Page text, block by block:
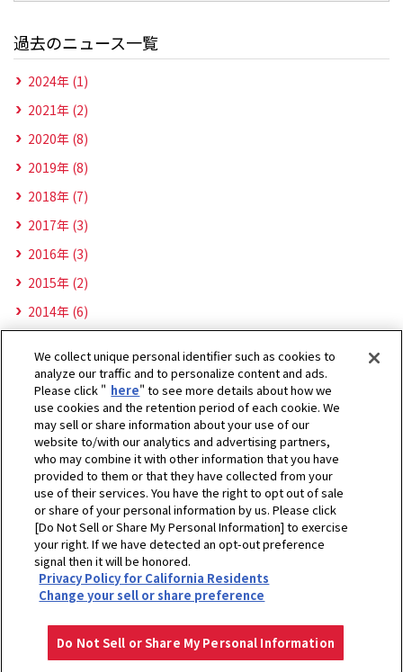
過去のニュース一覧
2024年 (1)
2021年 (2)
2020年 (8)
2019年 (8)
2018年 (7)
2017年 (3)
2016年 (3)
2015年 (2)
2014年 (6)
ホーム ヤンマーキャステクノ株式会社 ニュース
2020年
ヤンマーキャステクノ（株）甲賀事業部が設立50周年記念式典・祝賀会を開
催しました！
Copyright © YANMAR HOLDINGS CO., LTD. All rights reserved.
プライバシーポリシー クッキーポリシー
We collect unique personal identifier such as cookies to
analyze our traffic and to personalize content and ads.
Please click " here" to see more details about how we
use cookies and the retention period of each cookie. We
may sell or share information about your use of our
website to/with our analytics and advertising partners,
who may combine it with other information that you have
provided to them or that they have collected from your
use of their services. You have the right to opt out of sale
or share of your personal information by us. Please click
[Do Not Sell or Share My Personal Information] to exercise
your right. If we have detected an opt-out preference
signal then it will be honored.
Privacy Policy for California Residents
Change your sell or share preference
Do Not Sell or Share My Personal Information